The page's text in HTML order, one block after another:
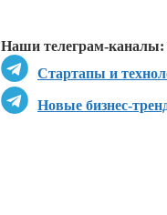
Наши телеграм-каналы:
Стартапы и
Новые бизнес-